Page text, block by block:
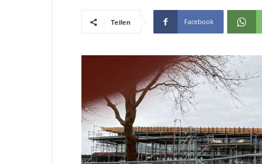
Teilen Facebook